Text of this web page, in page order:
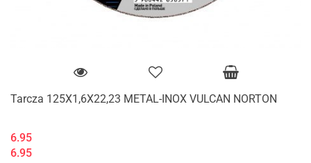
Tarcza 125X1,6X22,23 METAL-INOX VULCAN NORTON
6.95
6.95